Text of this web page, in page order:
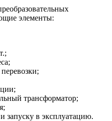
элементы:
трансформатор;
запуску в эксплуатацию.